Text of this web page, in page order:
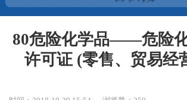
80危险化学品——危险
许可证 (零售、贸易经